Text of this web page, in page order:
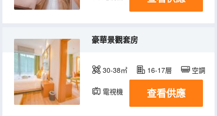
豪華景觀套房
30-38㎡ 16-17層 空調
電視機 查看供應